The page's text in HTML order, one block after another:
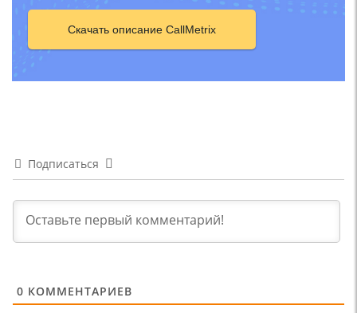
Скачать описание CallMetrix
Подписаться
0 КОММЕНТАРИЕВ